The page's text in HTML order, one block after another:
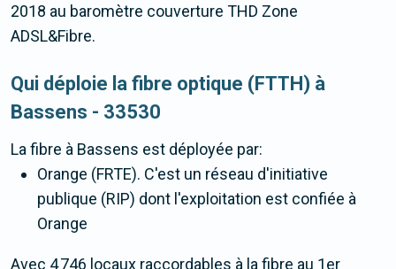
2018 au baromètre couverture THD Zone
ADSL&Fibre.
Qui déploie la fibre optique (FTTH) à
Bassens - 33530
La fibre à Bassens est déployée par:
Orange (FRTE). C'est un réseau d'initiative
publique (RIP) dont l'exploitation est confiée à
Orange
Avec 4 746 locaux raccordables à la fibre au 1er